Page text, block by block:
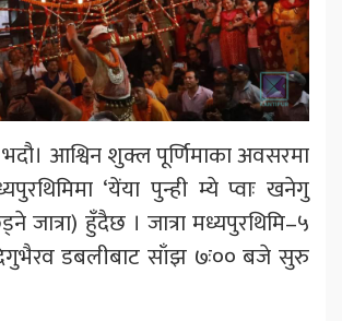
आश्विन शुक्ल पूर्णिमाका अवसरमा
‘येंया पुन्ही म्ये प्वाः खनेगु
जात्रा) हुँदैछ । जात्रा मध्यपुरथिमि–५
डबलीबाट साँझ ७ः०० बजे सुरु